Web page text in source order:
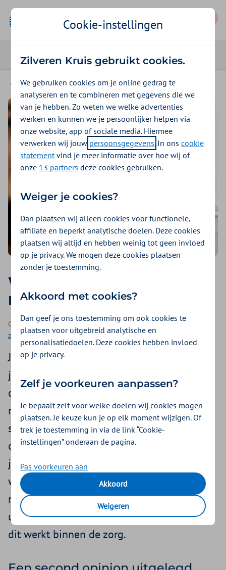
Hulp bij zorgvragen
Wat is een second opinion?
Een expert legt uit
Geplaatst op 28 mei 2026 | Een artikel als onderdeel van
zorgvragen| 3 minuten lezen
Je krijgt een diagnose of een voorstel voor
je behandeling. Dat kan vragen oproepen. Is
dit de juiste keuze voor mij? Zijn er andere
mogelijkheden? Op zo’n moment kan een
second opinion helpen. Bij een second
opinion kijkt een andere arts opnieuw naar
jouw situatie, zodat je beter kunt bepalen
wat voor jou de juiste stap is. Leo Rasing is
medisch adviseur bij Zilveren Kruis. Hij legt
uit wat een second opinion inhoudt en hoe
dit werkt binnen de zorg.
Cookie-instellingen
Zilveren Kruis gebruikt cookies.
We gebruiken cookies om je online gedrag te
analyseren en te combineren met gegevens die we
van je hebben. Zo weten we welke advertenties
werken en kunnen we je persoonlijker helpen via
onze website, app of sociale media. Hiermee
verwerken wij jouw persoonsgegevens. In onscookie
statementvind je meer informatie over hoe wij of
onze 13 partners deze cookies gebruiken.
Weiger je cookies?
Dan plaatsen wij alleen cookies voor functionele,
affiliate en beperkt analytische doelen. Deze cookies
plaatsen wij altijd en hebben weinig tot geen invloed
op je privacy. We mogen deze cookies plaatsen
zonder je toestemming.
Akkoord met cookies?
Dan geef je ons toestemming om ook cookies te
plaatsen voor uitgebreid analytische en
personalisatiedoelen. Deze cookies hebben invloed
op je privacy.
Zelf je voorkeuren aanpassen?
Je bepaalt zelf voor welke doelen wij cookies mogen
plaatsen. Je keuze kun je op elk moment wijzigen. Of
trek je toestemming in via de link “Cookie-
instellingen” onderaan de pagina.
Pas voorkeuren aan
Akkoord
Weigeren